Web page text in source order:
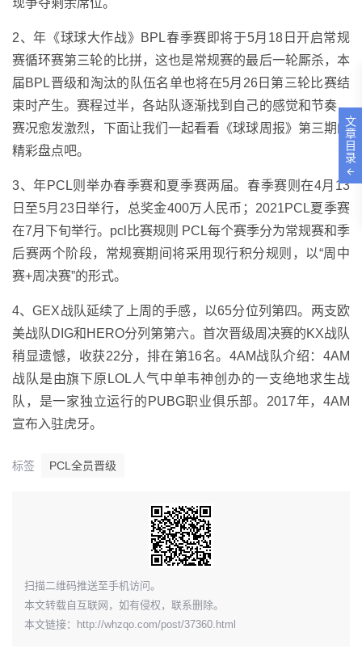
现争夺剩余席位。
2、年《球球大作战》BPL春季赛即将于5月18日开启常规
赛循环赛第三轮的比拼，这也是常规赛的最后一轮厮杀，本
届BPL晋级和淘汰的队伍名单也将在5月26日第三轮比赛结
束时产生。赛程过半，各站队逐渐找到自己的感觉和节奏，
赛况愈发激烈，下面让我们一起看看《球球周报》第三期的
精彩盘点吧。
3、年PCL则举办春季赛和夏季赛两届。春季赛则在4月13
日至5月23日举行，总奖金400万人民币；2021PCL夏季赛
在7月下旬举行。pcl比赛规则 PCL每个赛季分为常规赛和季
后赛两个阶段，常规赛期间将采用现行积分规则，以“周中
赛+周决赛”的形式。
4、GEX战队延续了上周的手感，以65分位列第四。两支欧
美战队DIG和HERO分列第第六。首次晋级周决赛的KX战队
稍显遗憾，收获22分，排在第16名。4AM战队介绍：4AM
战队是由旗下原LOL人气中单韦神创办的一支绝地求生战
队，是一家独立运行的PUBG职业俱乐部。2017年，4AM
宣布入驻虎牙。
标签 PCL全员晋级
​扫描二维码推送至手机访问。
本文转载自互联网，如有侵权，联系删除。
本文链接：
http://whzqo.com/post/37360.html
文
章
目
录